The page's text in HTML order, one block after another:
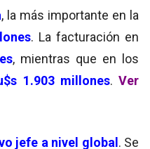
, la más importante en la
. La facturación en
, mientras que en los
1.903 millones. Ver
jefe a nivel global. Se